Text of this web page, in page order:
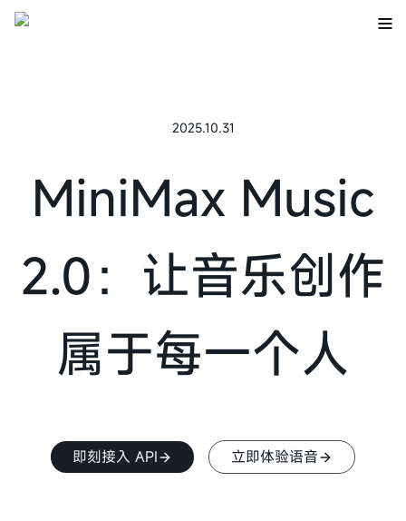
2025.10.31
MiniMax Music
2.0：让音乐创作
属于每一个人
即刻接入 API 立即体验语音